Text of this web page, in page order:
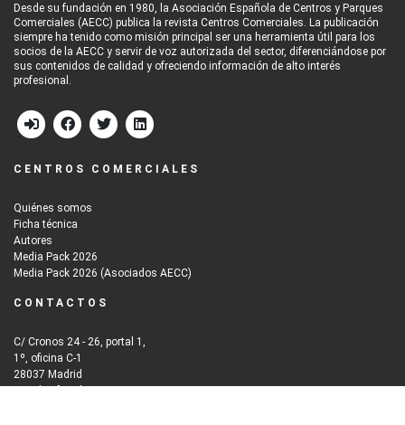
Desde su fundación en 1980, la Asociación Española de Centros y Parques
Comerciales (AECC) publica la revista Centros Comerciales. La publicación
siempre ha tenido como misión principal ser una herramienta útil para los
socios de la AECC y servir de voz autorizada del sector, diferenciándose por
sus contenidos de calidad y ofreciendo información de alto interés
profesional.
CENTROS COMERCIALES
Quiénes somos
Ficha técnica
Autores
Media Pack 2026
Media Pack 2026 (Asociados AECC)
CONTACTOS
C/ Cronos 24 - 26, portal 1,
1º, oficina C-1
28037 Madrid
Email: info@iberinmo.com